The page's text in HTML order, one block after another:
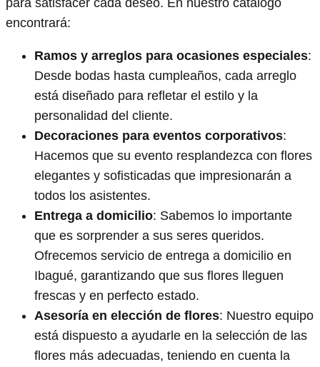
encontrará:
Ramos y arreglos para ocasiones especiales:
Desde bodas hasta cumpleaños, cada arreglo
está diseñado para refletar el estilo y la
personalidad del cliente.
Decoraciones para eventos corporativos:
Hacemos que su evento resplandezca con flores
elegantes y sofisticadas que impresionarán a
todos los asistentes.
Entrega a domicilio: Sabemos lo importante
que es sorprender a sus seres queridos.
Ofrecemos servicio de entrega a domicilio en
Ibagué, garantizando que sus flores lleguen
frescas y en perfecto estado.
Asesoría en elección de flores: Nuestro equipo
está dispuesto a ayudarle en la selección de las
flores más adecuadas, teniendo en cuenta la